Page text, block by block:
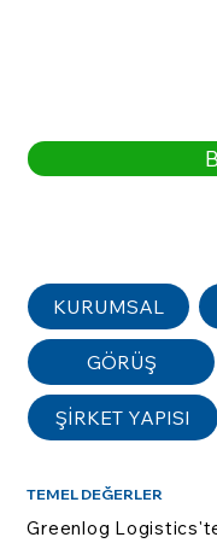
TEMEL DEĞERLER
Greenlog
KURUMSAL
GÖRÜŞ
ŞİRKET YAPISI